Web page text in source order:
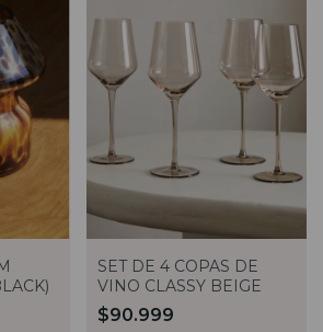
SET DE 4 COPAS DE
VINO CLASSY BEIGE
$90.999